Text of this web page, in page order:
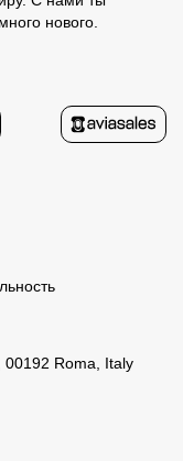
нового.
00192 Roma, Italy